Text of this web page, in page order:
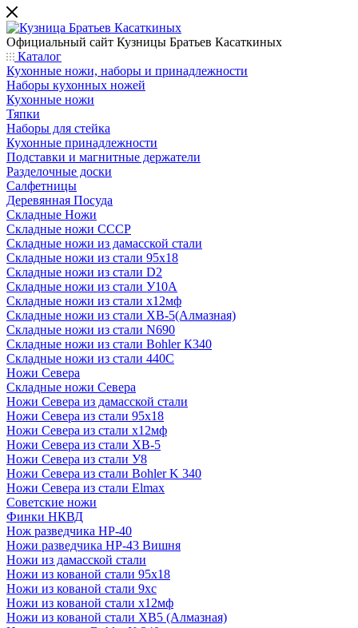
Официальный сайт Кузницы Братьев Касаткиных
Каталог
Кухонные ножи, наборы и принадлежности
Наборы кухонных ножей
Кухонные ножи
Тяпки
Наборы для стейка
Кухонные принадлежности
Подставки и магнитные держатели
Разделочные доски
Салфетницы
Деревянная Посуда
Складные Ножи
Cкладные ножи СССР
Складные ножи из дамасской стали
Складные ножи из стали 95х18
Складные ножи из стали D2
Складные ножи из стали У10А
Складные ножи из стали х12мф
Складные ножи из стали ХВ-5(Алмазная)
Складные ножи из стали N690
Складные ножи из стали Bohler К340
Складные ножи из стали 440С
Ножи Севера
Складные ножи Севера
Ножи Севера из дамасской стали
Ножи Севера из стали 95х18
Ножи Севера из стали х12мф
Ножи Севера из стали ХВ-5
Ножи Севера из стали У8
Ножи Севера из стали Bohler K 340
Ножи Севера из стали Elmax
Советские ножи
Финки НКВД
Нож разведчика НР-40
Ножи разведчика НР-43 Вишня
Ножи из дамасской стали
Ножи из кованой стали 95х18
Ножи из кованой стали 9хс
Ножи из кованой стали х12мф
Ножи из кованой стали ХВ5 (Алмазная)